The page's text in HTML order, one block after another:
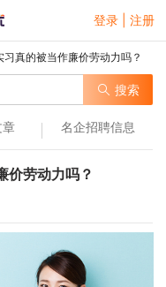
登录 | 注册
习真的被当作廉价劳动力吗？
搜索
章 名企招聘信息
价劳动力吗？